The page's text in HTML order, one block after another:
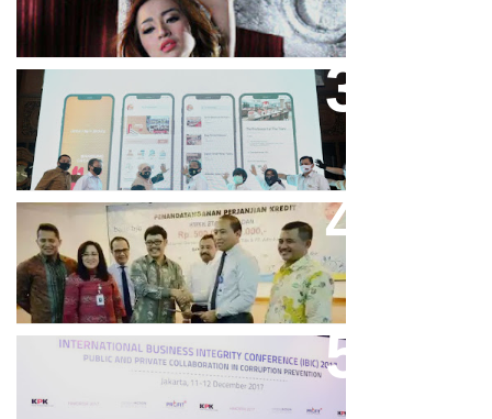
Bandung Great Sale 2020 Go
Online Resmi Dimulai
Bank Bjb Fasilitasi Kredit Modal
Kerja Konstruksi PT Adhi Karya
Keren, Bank BJB Kantongi
Puluhan Penghargaan Sepanjang
2017